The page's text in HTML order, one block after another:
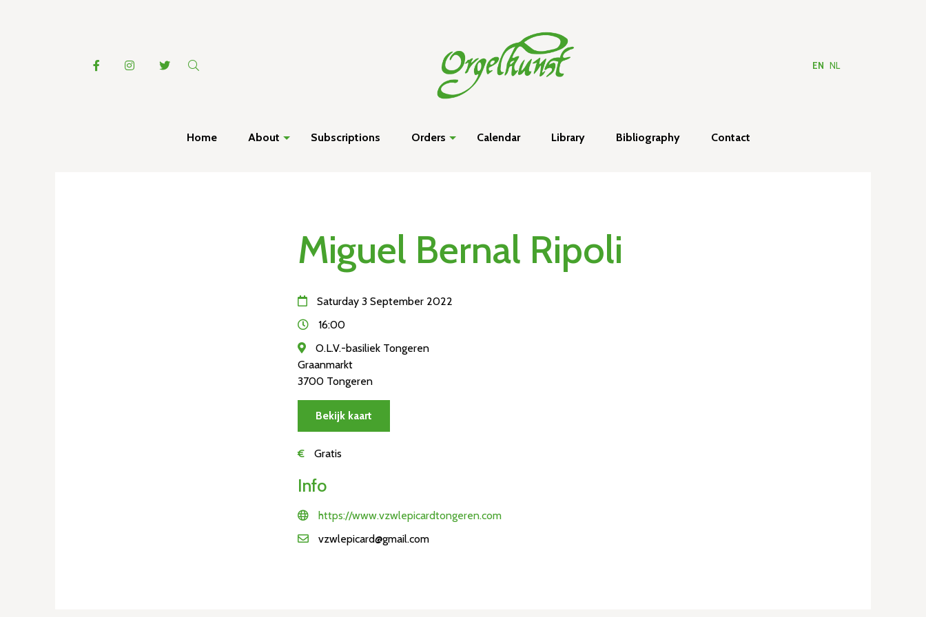
EN NL
Home About Subscriptions Orders Calendar Library Bibliography Contact
Miguel Bernal Ripoli
Saturday 3 September 2022
16:00
O.L.V.-basiliek Tongeren
Graanmarkt
3700 Tongeren
Bekijk kaart
€ Gratis
Info
https://www.vzwlepicardtongeren.com
vzwlepicard@gmail.com